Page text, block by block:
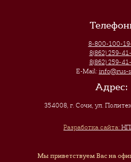
8-800-100-
8(862) 259-
8(862) 259-
E-Mail: info@rus-
Адрес:
354008, г. Сочи,ул.
Разработка сайта:
Мы приветствуем Вас на